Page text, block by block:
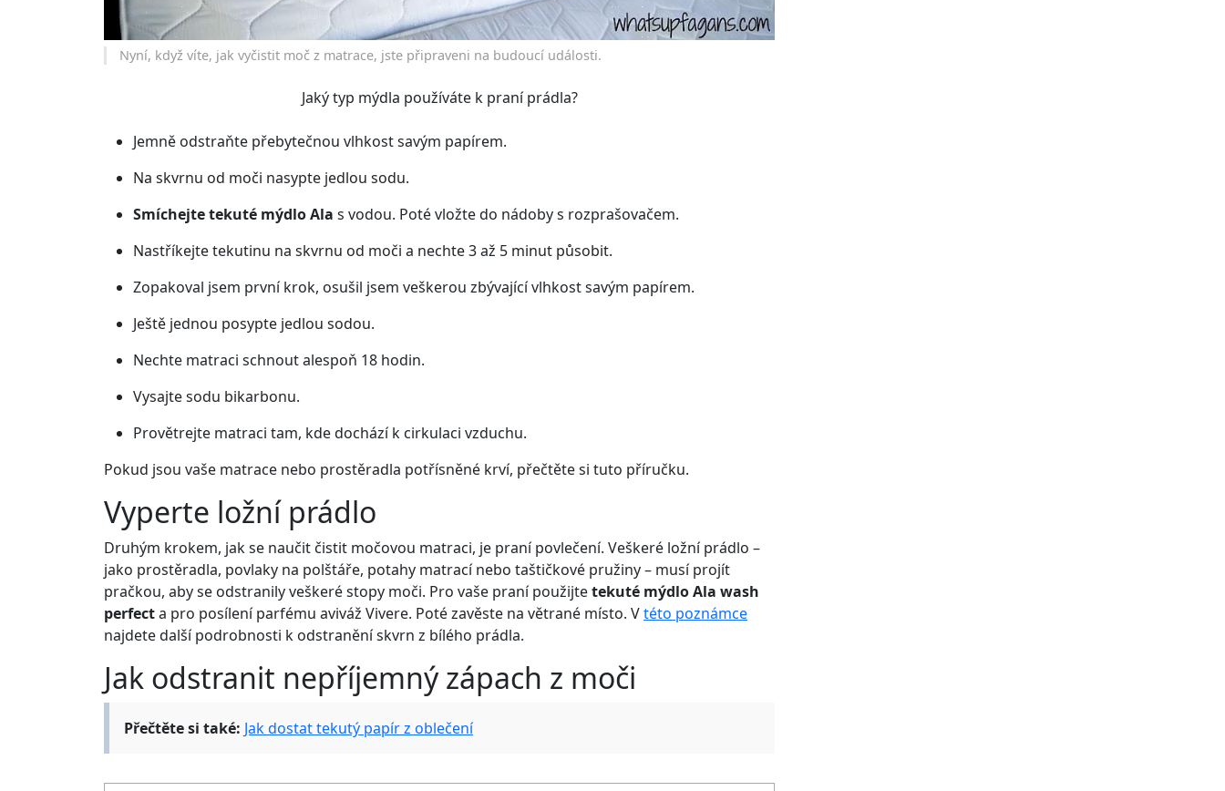
Nyní, když víte, jak vyčistit moč z matrace, jste připraveni na budoucí události.
Jaký typ mýdla používáte k praní prádla?
Jemně odstraňte přebytečnou vlhkost savým papírem.
Na skvrnu od moči nasypte jedlou sodu.
Smíchejte tekuté mýdlo Ala s vodou. Poté vložte do nádoby s rozprašovačem.
Nastříkejte tekutinu na skvrnu od moči a nechte 3 až 5 minut působit.
Zopakoval jsem první krok, osušil jsem veškerou zbývající vlhkost savým papírem.
Ještě jednou posypte jedlou sodou.
Nechte matraci schnout alespoň 18 hodin.
Vysajte sodu bikarbonu.
Provětrejte matraci tam, kde dochází k cirkulaci vzduchu.
Pokud jsou vaše matrace nebo prostěradla potřísněné krví, přečtěte si tuto příručku.
Vyperte ložní prádlo
Druhým krokem, jak se naučit čistit močovou matraci, je praní povlečení. Veškeré ložní prádlo –
jako prostěradla, povlaky na polštáře, potahy matrací nebo taštičkové pružiny – musí projít
pračkou, aby se odstranily veškeré stopy moči. Pro vaše praní použijtetekuté mýdlo Ala wash
perfecta pro posílení parfému aviváž Vivere. Poté zavěste na větrané místo. Vtéto poznámce
najdete další podrobnosti k odstranění skvrn z bílého prádla.
Jak odstranit nepříjemný zápach z moči
Přečtěte si také: Jak dostat tekutý papír z oblečení